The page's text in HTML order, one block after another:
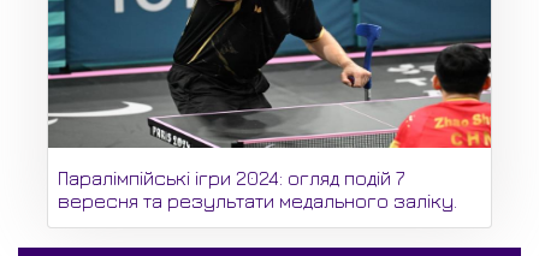
Паралімпійські ігри 2024: огляд подій 7
вересня та результати медального заліку.